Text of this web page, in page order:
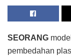
SEORANG
pembedahan